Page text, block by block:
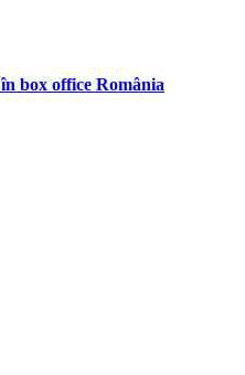
box office România